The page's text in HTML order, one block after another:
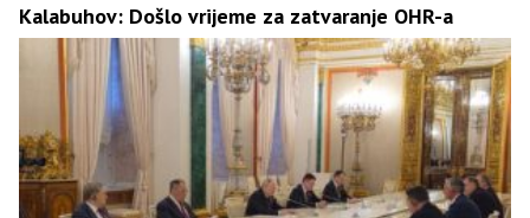
Kalabuhov: Došlo vrijeme za zatvaranje OHR-a